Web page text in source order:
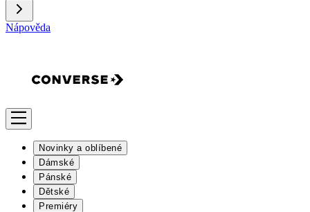
Nápověda
Novinky a oblíbené
Dámské
Pánské
Dětské
Premiéry